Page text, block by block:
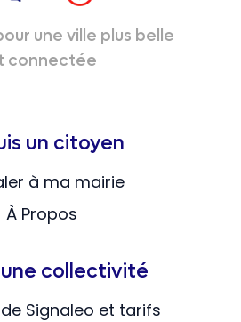
une ville plus belle
connectée
un citoyen
à ma mairie
À Propos
une collectivité
Signaleo et tarifs